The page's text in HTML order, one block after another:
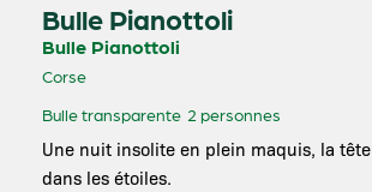
Bulle Pianottoli
Bulle Pianottoli
Corse
Bulle transparente 2 personnes
Une nuit insolite en plein maquis, la tête
dans les étoiles.